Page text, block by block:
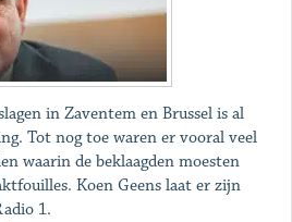
in Zaventem en Brussel is al
Tot nog toe waren er vooral veel
waarin de beklaagden moesten
Koen Geens laat er zijn
1.